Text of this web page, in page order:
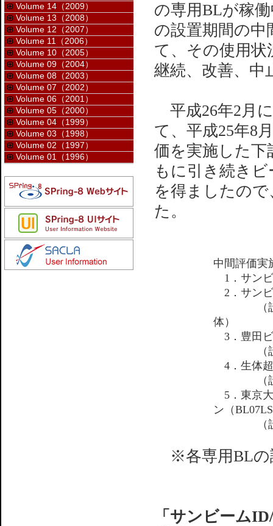
の専用BLが稼
の設置期間の中
て、その使用状
継続、改善、中
平成26年2月
て、平成25年8
価を実施した下
もに引き続き
を得ましたの
た。
中間評価実
1．サン
2．サン
（設置
体）
3．豊田
（設置
4．生体
（設置
5．東京
ン（
（設置
※各専用BLの
「サンビーム
Volume 14（2009）
Volume 13（2008）
Volume 12（2007）
Volume 11（2006）
Volume 10（2005）
Volume 09（2004）
Volume 08（2003）
Volume 07（2002）
Volume 06（2001）
Volume 05（2000）
Volume 04（1999）
Volume 03（1998）
Volume 02（1997）
Volume 01（1996）